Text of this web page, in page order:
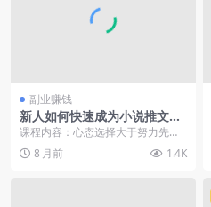
副业赚钱
新人如何快速成为小说推文大
佬
课程内容：心态选择大于努力先模
仿，再超越复制，放大定目标最后
的祝福 ...
8 月前 1.4K